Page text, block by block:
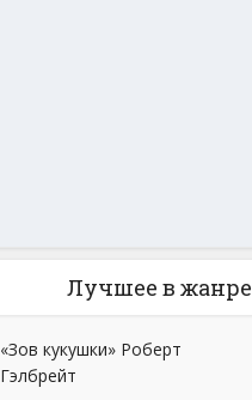
Лучшее в жанре
«Зов кукушки» Роберт
Гэлбрейт